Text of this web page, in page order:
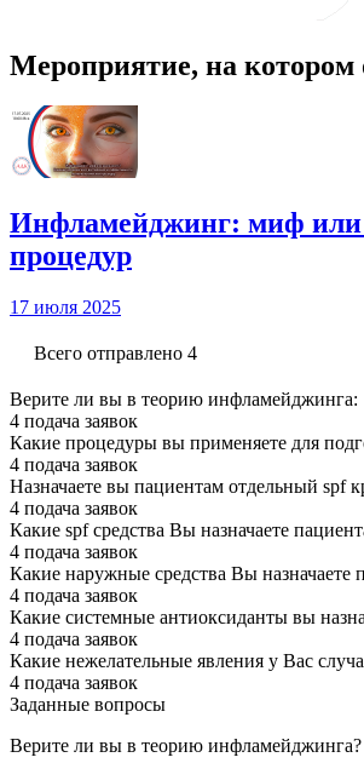
Мероприятие, на котором
Инфламейджинг: миф или
процедур
17 июля 2025
Всего отправлено 4
Верите ли вы в теорию инфламейджинга:
4 подача заявок
Какие процедуры вы применяете для
4 подача заявок
Назначаете вы пациентам отдельный spf
4 подача заявок
Какие spf средства Вы назначаете
4 подача заявок
Какие наружные средства Вы
4 подача заявок
Какие системные антиоксиданты вы
4 подача заявок
Какие нежелательные явления у Вас
4 подача заявок
Заданные вопросы
Верите ли вы в теорию инфламейджинга?